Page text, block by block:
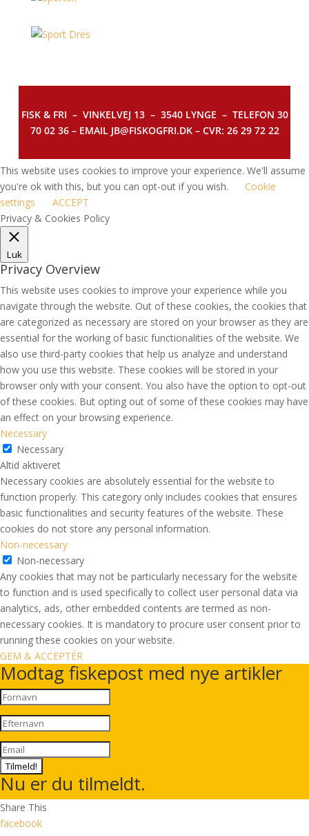
FISK & FRI – VINKELVEJ 13 – 3540 LYNGE – TELEFON 30
70 02 36 – EMAIL JB@FISKOGFRI.DK – CVR: 26 29 72 22
This website uses cookies to improve your experience. We'll assume
you're ok with this, but you can opt-out if you wish.
Cookie
settings
ACCEPT
Privacy & Cookies Policy
Luk
Privacy Overview
This website uses cookies to improve your experience while you
navigate through the website. Out of these cookies, the cookies that
are categorized as necessary are stored on your browser as they are
essential for the working of basic functionalities of the website. We
also use third-party cookies that help us analyze and understand
how you use this website. These cookies will be stored in your
browser only with your consent. You also have the option to opt-out
of these cookies. But opting out of some of these cookies may have
an effect on your browsing experience.
Necessary
Necessary
Altid aktiveret
Necessary cookies are absolutely essential for the website to
function properly. This category only includes cookies that ensures
basic functionalities and security features of the website. These
cookies do not store any personal information.
Non-necessary
Non-necessary
Any cookies that may not be particularly necessary for the website
to function and is used specifically to collect user personal data via
analytics, ads, other embedded contents are termed as non-
necessary cookies. It is mandatory to procure user consent prior to
running these cookies on your website.
GEM & ACCEPTÈR
Modtag fiskepost med nye artikler
Tilmeld!
Nu er du tilmeldt.
Share This
facebook